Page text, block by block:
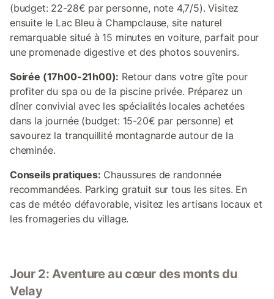
(budget: 22-28€ par personne, note 4,7/5). Visitez
ensuite le Lac Bleu à Champclause, site naturel
remarquable situé à 15 minutes en voiture, parfait pour
une promenade digestive et des photos souvenirs.
Soirée (17h00-21h00): Retour dans votre gîte pour
profiter du spa ou de la piscine privée. Préparez un
dîner convivial avec les spécialités locales achetées
dans la journée (budget: 15-20€ par personne) et
savourez la tranquillité montagnarde autour de la
cheminée.
Conseils pratiques: Chaussures de randonnée
recommandées. Parking gratuit sur tous les sites. En
cas de météo défavorable, visitez les artisans locaux et
les fromageries du village.
Jour 2: Aventure au cœur des monts du
Velay